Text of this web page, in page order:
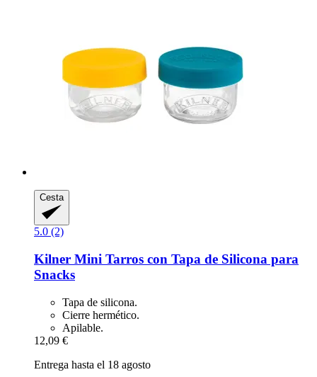
Cesta
5.0 (2)
Kilner Mini Tarros con Tapa de Silicona para
Snacks
Tapa de silicona.
Cierre hermético.
Apilable.
12,09 €
Entrega hasta el 18 agosto